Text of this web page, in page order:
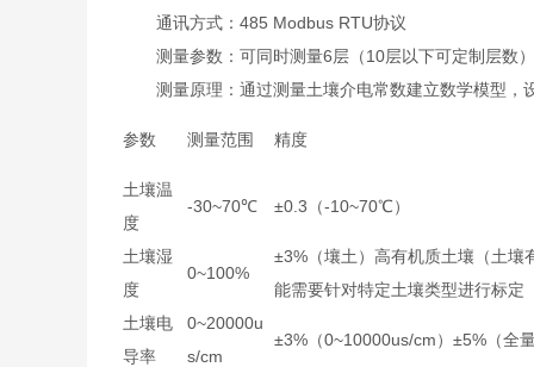
通讯方式：485 Modbus RTU协议
测量参数：可同时测量6层（10层以下可定制层数）
测量原理：通过测量土壤介电常数建立数学模型，
参数 测量范围 精度
土壤温
度
-30~70℃ ±0.3（-10~70℃）
土壤湿
度
0~100%
±3%（壤土）高有机质土壤（土壤
能需要针对特定土壤类型进行标定
土壤电
导率
0~20000u
s/cm
±3%（0~10000us/cm）±5%（全